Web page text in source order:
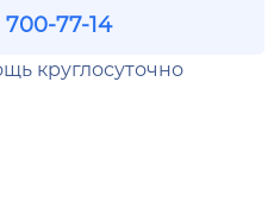
77-14
круглосуточно